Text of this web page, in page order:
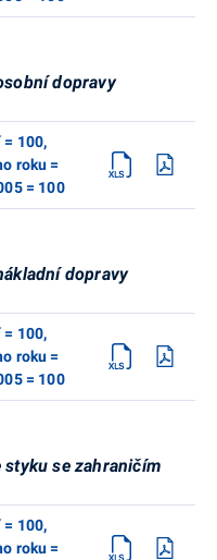
dopravy
100,
roku =
= 100
dopravy
100,
roku =
= 100
se zahraničím
100,
roku =